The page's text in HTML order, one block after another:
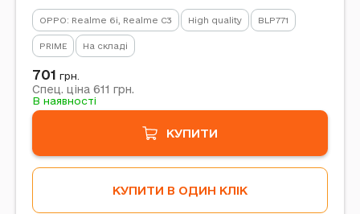
OPPO: Realme 6i, Realme C3 High quality BLP771
PRIME На складі
701 грн.
Спец. ціна 611 грн.
В наявності
КУПИТИ
КУПИТИ В ОДИН КЛІК